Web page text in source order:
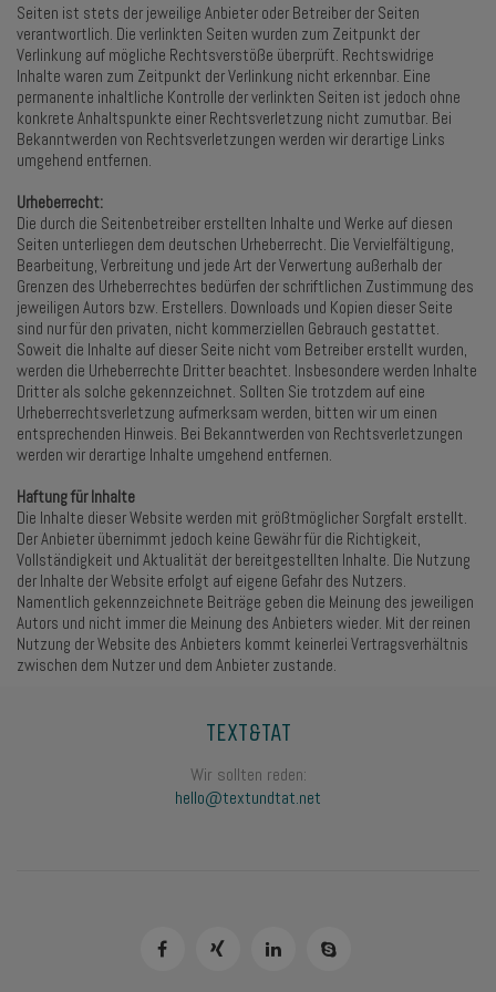
Seiten ist stets der jeweilige Anbieter oder Betreiber der Seiten
verantwortlich. Die verlinkten Seiten wurden zum Zeitpunkt der
Verlinkung auf mögliche Rechtsverstöße überprüft. Rechtswidrige
Inhalte waren zum Zeitpunkt der Verlinkung nicht erkennbar. Eine
permanente inhaltliche Kontrolle der verlinkten Seiten ist jedoch ohne
konkrete Anhaltspunkte einer Rechtsverletzung nicht zumutbar. Bei
Bekanntwerden von Rechtsverletzungen werden wir derartige Links
umgehend entfernen.
Urheberrecht:
Die durch die Seitenbetreiber erstellten Inhalte und Werke auf diesen
Seiten unterliegen dem deutschen Urheberrecht. Die Vervielfältigung,
Bearbeitung, Verbreitung und jede Art der Verwertung außerhalb der
Grenzen des Urheberrechtes bedürfen der schriftlichen Zustimmung des
jeweiligen Autors bzw. Erstellers. Downloads und Kopien dieser Seite
sind nur für den privaten, nicht kommerziellen Gebrauch gestattet.
Soweit die Inhalte auf dieser Seite nicht vom Betreiber erstellt wurden,
werden die Urheberrechte Dritter beachtet. Insbesondere werden Inhalte
Dritter als solche gekennzeichnet. Sollten Sie trotzdem auf eine
Urheberrechtsverletzung aufmerksam werden, bitten wir um einen
entsprechenden Hinweis. Bei Bekanntwerden von Rechtsverletzungen
werden wir derartige Inhalte umgehend entfernen.
Haftung für Inhalte
Die Inhalte dieser Website werden mit größtmöglicher Sorgfalt erstellt.
Der Anbieter übernimmt jedoch keine Gewähr für die Richtigkeit,
Vollständigkeit und Aktualität der bereitgestellten Inhalte. Die Nutzung
der Inhalte der Website erfolgt auf eigene Gefahr des Nutzers.
Namentlich gekennzeichnete Beiträge geben die Meinung des jeweiligen
Autors und nicht immer die Meinung des Anbieters wieder. Mit der reinen
Nutzung der Website des Anbieters kommt keinerlei Vertragsverhältnis
zwischen dem Nutzer und dem Anbieter zustande.
TEXT&TAT
Wir sollten reden:
hello@textundtat.net